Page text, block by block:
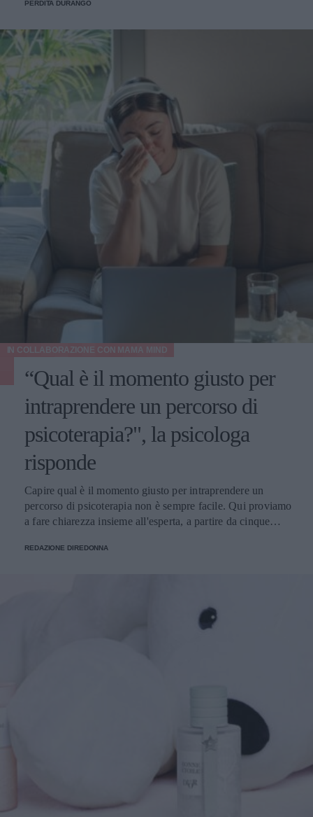
PERDITA DURANGO
“Qual è il momento giusto per
intraprendere un percorso di
psicoterapia?", la psicologa
risponde
Capire qual è il momento giusto per intraprendere un
percorso di psicoterapia non è sempre facile. Qui proviamo
a fare chiarezza insieme all'esperta, a partire da cinque
IN COLLABORAZIONE CON MAMA MIND
REDAZIONE DIREDONNA